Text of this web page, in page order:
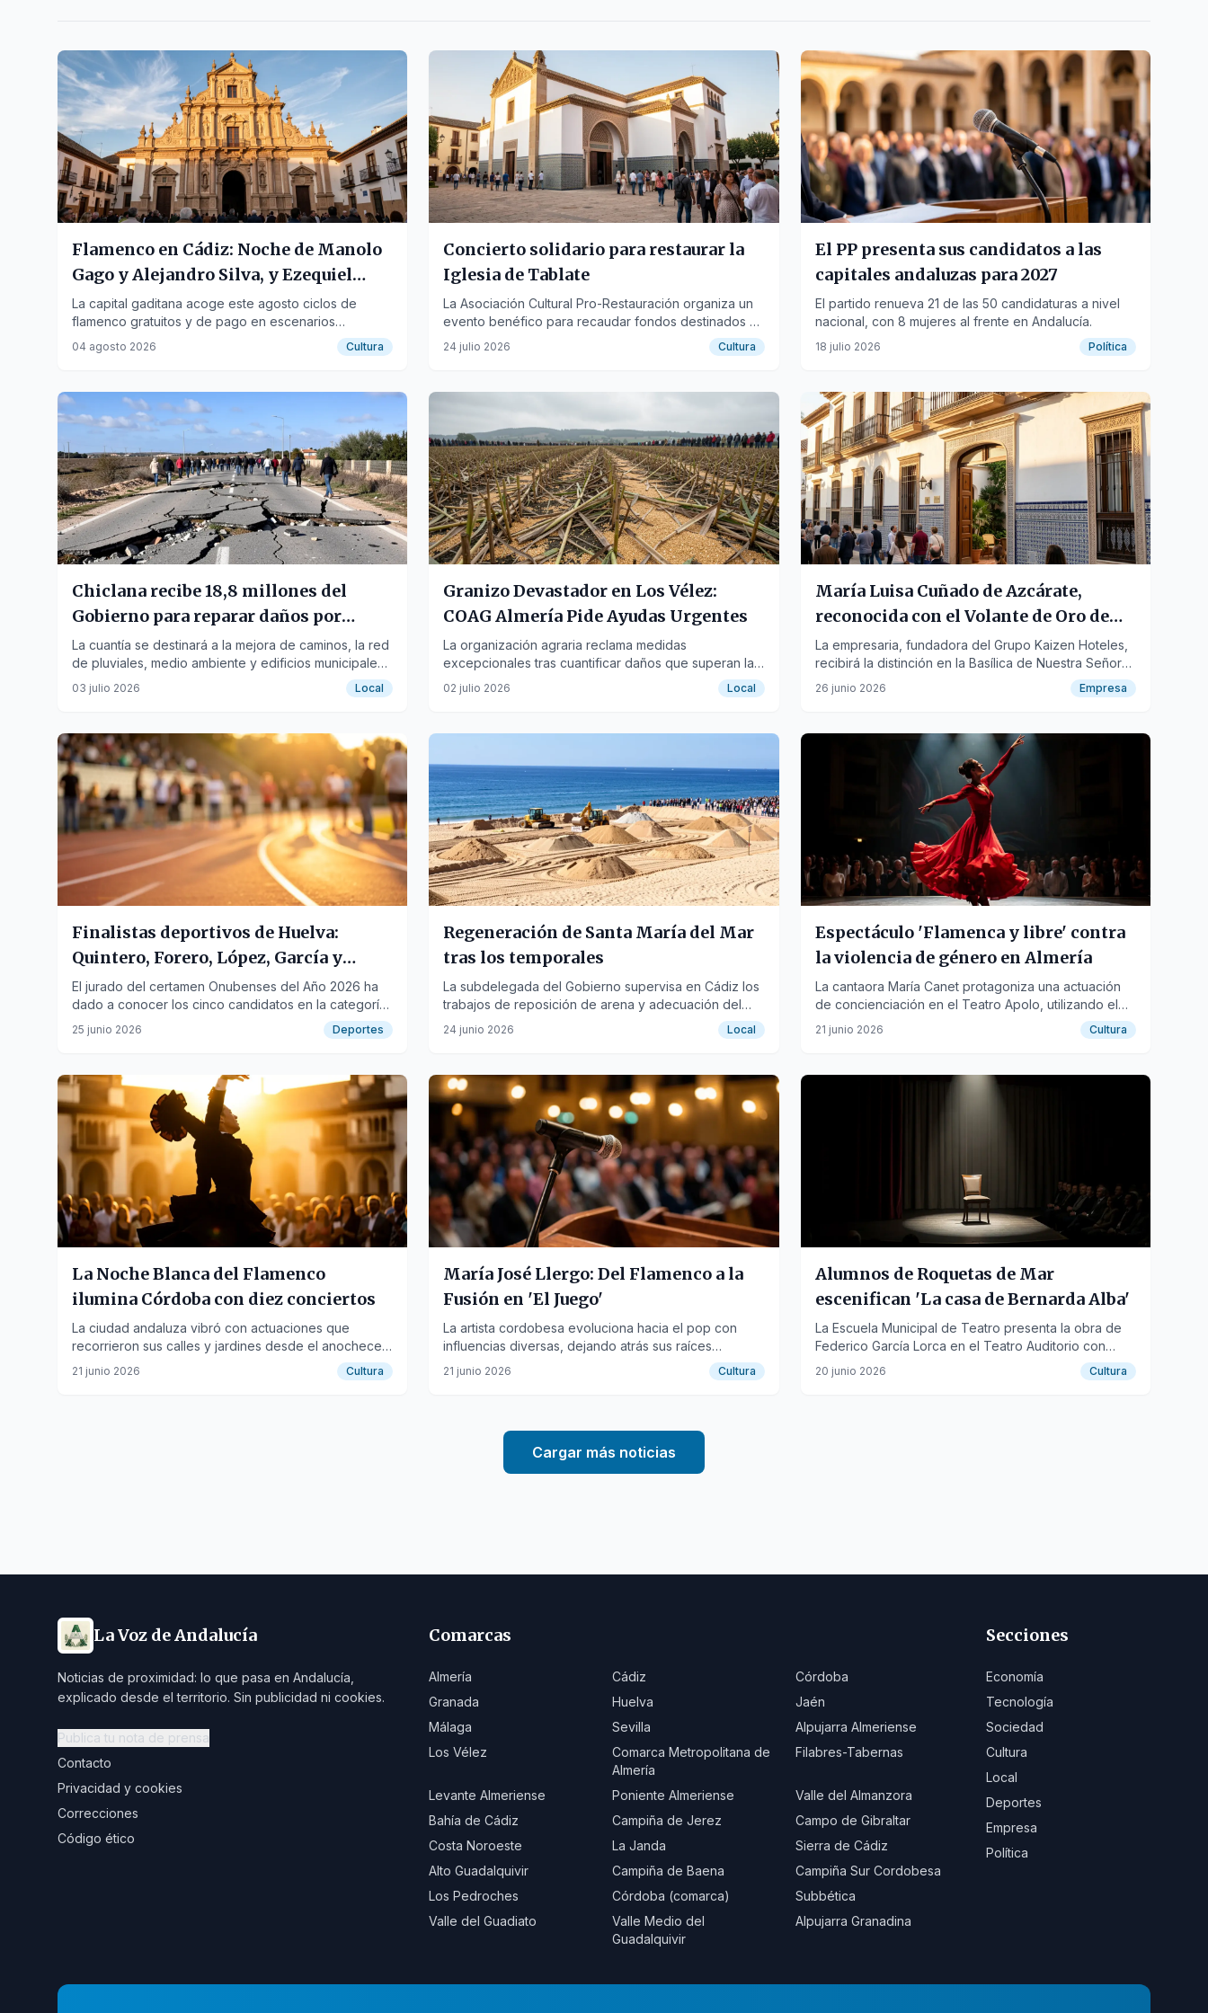
Flamenco en Cádiz: Noche de Manolo
Gago y Alejandro Silva, y Ezequiel
Benítez mañana
La capital gaditana acoge este agosto ciclos de
flamenco gratuitos y de pago en escenarios
emblemáticos como la Iglesia de Santa María y el
Castillo de Santa Catalina.
04 agosto 2026 Cultura
Concierto solidario para restaurar la
Iglesia de Tablate
La Asociación Cultural Pro-Restauración organiza un
evento benéfico para recaudar fondos destinados a
la recuperación del templo.
24 julio 2026 Cultura
El PP presenta sus candidatos a las
capitales andaluzas para 2027
El partido renueva 21 de las 50 candidaturas a nivel
nacional, con 8 mujeres al frente en Andalucía.
18 julio 2026 Política
Chiclana recibe 18,8 millones del
Gobierno para reparar daños por
borrascas
La cuantía se destinará a la mejora de caminos, la red
de pluviales, medio ambiente y edificios municipales
afectados.
03 julio 2026 Local
Granizo Devastador en Los Vélez:
COAG Almería Pide Ayudas Urgentes
La organización agraria reclama medidas
excepcionales tras cuantificar daños que superan las
1.200 hectáreas, afectando especialmente al cereal y
al almendro.
02 julio 2026 Local
María Luisa Cuñado de Azcárate,
reconocida con el Volante de Oro de
San Cristóbal
La empresaria, fundadora del Grupo Kaizen Hoteles,
recibirá la distinción en la Basílica de Nuestra Señora
de la Merced Coronada el próximo 9 de julio.
26 junio 2026 Empresa
Finalistas deportivos de Huelva:
Quintero, Forero, López, García y
Marcha Nórdica
El jurado del certamen Onubenses del Año 2026 ha
dado a conocer los cinco candidatos en la categoría
de Deportes, destacando trayectorias individuales y
colectivas.
25 junio 2026 Deportes
Regeneración de Santa María del Mar
tras los temporales
La subdelegada del Gobierno supervisa en Cádiz los
trabajos de reposición de arena y adecuación del
litoral gaditano.
24 junio 2026 Local
Espectáculo 'Flamenca y libre' contra
la violencia de género en Almería
La cantaora María Canet protagoniza una actuación
de concienciación en el Teatro Apolo, utilizando el
flamenco como herramienta de transformación social.
21 junio 2026 Cultura
La Noche Blanca del Flamenco
ilumina Córdoba con diez conciertos
La ciudad andaluza vibró con actuaciones que
recorrieron sus calles y jardines desde el anochecer
hasta el amanecer.
21 junio 2026 Cultura
María José Llergo: Del Flamenco a la
Fusión en 'El Juego'
La artista cordobesa evoluciona hacia el pop con
influencias diversas, dejando atrás sus raíces
flamencas en su nuevo trabajo discográfico.
21 junio 2026 Cultura
Alumnos de Roquetas de Mar
escenifican 'La casa de Bernarda Alba'
La Escuela Municipal de Teatro presenta la obra de
Federico García Lorca en el Teatro Auditorio con
dirección de María Gallardo.
20 junio 2026 Cultura
Cargar más noticias
La Voz de Andalucía
Noticias de proximidad: lo que pasa en Andalucía,
explicado desde el territorio. Sin publicidad ni cookies.
Publica tu nota de prensa
Contacto
Privacidad y cookies
Correcciones
Código ético
Comarcas
Almería Cádiz
Córdoba
Granada
Huelva
Jaén
Málaga
Sevilla
Alpujarra Almeriense
Los Vélez
Comarca Metropolitana de
Almería
Filabres-Tabernas
Levante Almeriense Poniente Almeriense
Valle del Almanzora
Bahía de Cádiz
Campiña de Jerez
Campo de Gibraltar
Costa Noroeste
La Janda
Sierra de Cádiz
Alto Guadalquivir
Campiña de Baena
Campiña Sur Cordobesa
Los Pedroches
Córdoba (comarca)
Subbética
Valle del Guadiato
Valle Medio del
Guadalquivir
Alpujarra Granadina
Secciones
Economía
Tecnología
Sociedad
Cultura
Local
Deportes
Empresa
Política